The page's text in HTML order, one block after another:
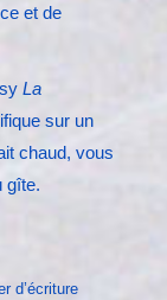
et de
La
sur un
chaud, vous
gîte.
d’écriture